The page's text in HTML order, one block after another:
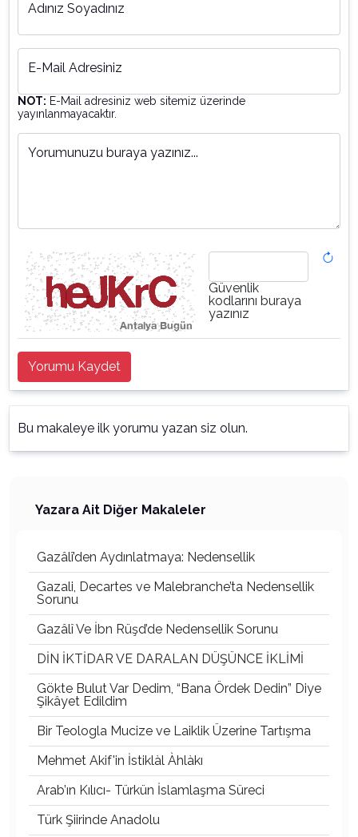
Adınız Soyadınız
E-Mail Adresiniz
NOT: E-Mail adresiniz web sitemiz üzerinde
yayınlanmayacaktır.
Yorumunuzu buraya yazınız...
Güvenlik
kodlarını buraya
yazınız
Yorumu Kaydet
Bu makaleye ilk yorumu yazan siz olun.
Yazara Ait Diğer Makaleler
Gazâlî’den Aydınlatmaya: Nedensellik
Gazali, Decartes ve Malebranche’ta Nedensellik
Sorunu
Gazâlî Ve İbn Rüşd’de Nedensellik Sorunu
DİN İKTİDAR VE DARALAN DÜŞÜNCE İKLİMİ
Gökte Bulut Var Dedim, “Bana Ördek Dedin” Diye
Şikâyet Edildim
Bir Teologla Mucize ve Laiklik Üzerine Tartışma
Mehmet Akif'in İstiklàl Àhlàkı
Arab’ın Kılıcı- Türkün İslamlaşma Süreci
Türk Şiirinde Anadolu